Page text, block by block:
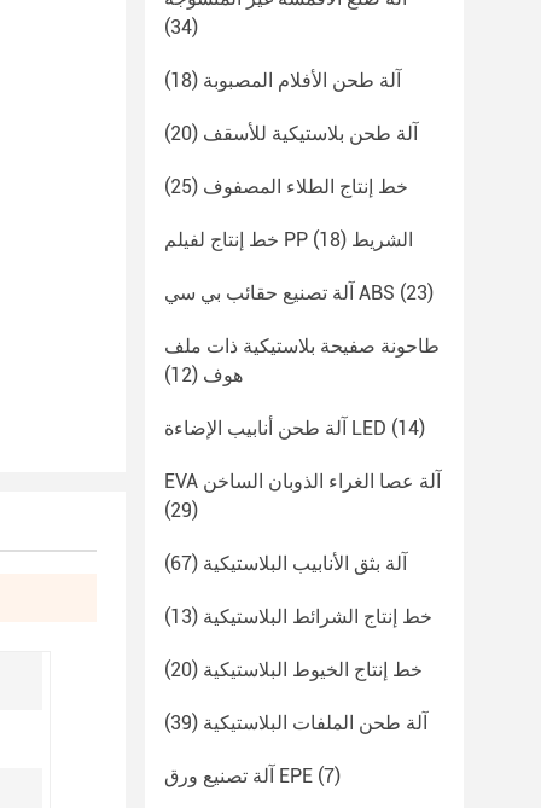
(34)
آلة طحن الأفلام المصبوبة (18)
آلة طحن بلاستيكية للأسقف (20)
خط إنتاج الطلاء المصفوف (25)
خط إنتاج لفيلم PP الشريط (18)
آلة تصنيع حقائب بي سي ABS (23)
طاحونة صفيحة بلاستيكية ذات ملف
هوف (12)
آلة طحن أنابيب الإضاءة LED (14)
EVA آلة عصا الغراء الذوبان الساخن
(29)
آلة بثق الأنابيب البلاستيكية (67)
خط إنتاج الشرائط البلاستيكية (13)
خط إنتاج الخيوط البلاستيكية (20)
آلة طحن الملفات البلاستيكية (39)
آلة تصنيع ورق EPE (7)